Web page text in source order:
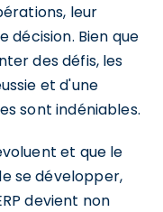
leur
Bien que
des défis, les
et d'une
sont indéniables.
et que le
se développer,
devient non